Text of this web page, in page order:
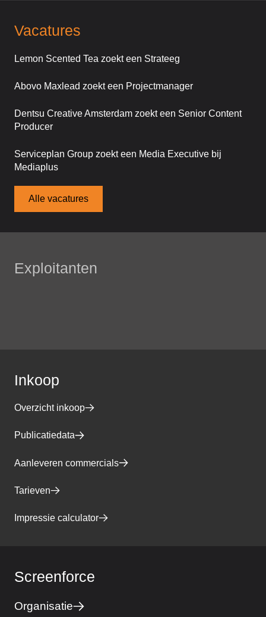
Vacatures
Lemon Scented Tea zoekt een Strateeg
Abovo Maxlead zoekt een Projectmanager
Dentsu Creative Amsterdam zoekt een Senior Content
Producer
Serviceplan Group zoekt een Media Executive bij
Mediaplus
Alle vacatures
Exploitanten
Inkoop
Overzicht inkoop
Publicatiedata
Aanleveren commercials
Tarieven
Impressie calculator
Screenforce
Organisatie